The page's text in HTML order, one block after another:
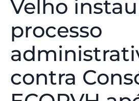
Velho
processo
contra